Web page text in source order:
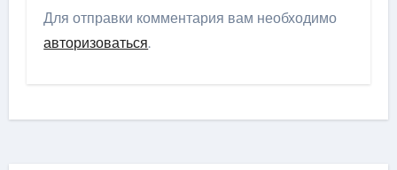
Для отправки комментария вам необходимо
авторизоваться.